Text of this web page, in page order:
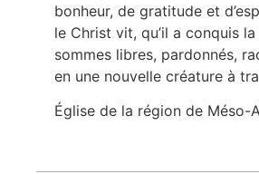
bonheur, de gratitude et
le Christ vit, qu’il a conquis
sommes libres, pardonnés,
en une nouvelle créature à
Église de la région de Méso-